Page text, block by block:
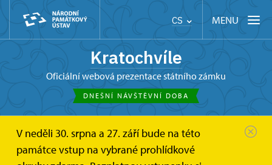
CS MENU
Kratochvíle
oficiální webová prezentace státního zámku
DNEŠNÍ NÁVŠTĚVNÍ DOBA
V neděli 30. srpna a 27. září bude na této
památce vstup na vybrané prohlídkové
Kratochvíle Fotogalerie